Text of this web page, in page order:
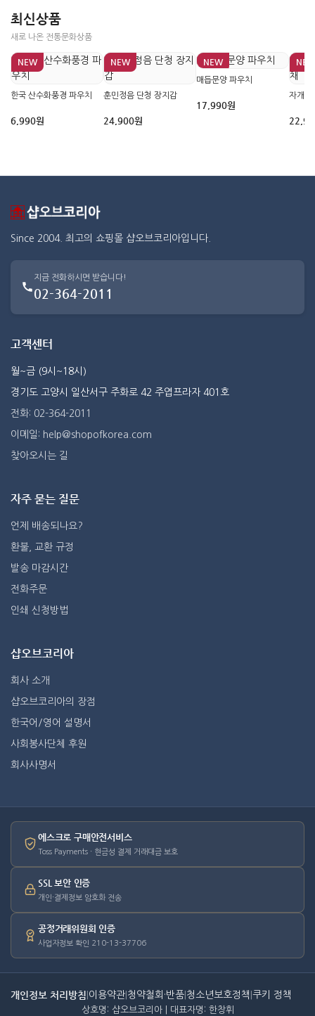
최신상품
새로 나온 전통문화상품
NEW
한국 산수화풍경 파우치
6,990원
NEW
훈민정음 단청 장지갑
24,900원
NEW
매듭문양 파우치
17,990원
NEW
자개
Since 2004. 최고의 쇼핑몰 샵오브코리아입니다.
지금 전화하시면 받습니다!
02-364-2011
고객센터
월~금 (9시~18시)
경기도 고양시 일산서구 주화로 42 주엽프라자 401호
전화: 02-364-2011
이메일: help@shopofkorea.com
찾아오시는 길
자주 묻는 질문
언제 배송되나요?
환불, 교환 규정
발송 마감시간
전화주문
인쇄 신청방법
샵오브코리아
회사 소개
샵오브코리아의 장점
한국어/영어 설명서
사회봉사단체 후원
회사사명서
에스크로 구매안전서비스
Toss Payments · 현금성 결제 거래대금 보호
SSL 보안 인증
개인·결제정보 암호화 전송
공정거래위원회 인증
사업자정보 확인 210-13-37706
개인정보 처리방침 이용약관 청약철회·반품 청소년보호정책 쿠키 정책
상호명: 샵오브코리아 | 대표자명: 한창휘